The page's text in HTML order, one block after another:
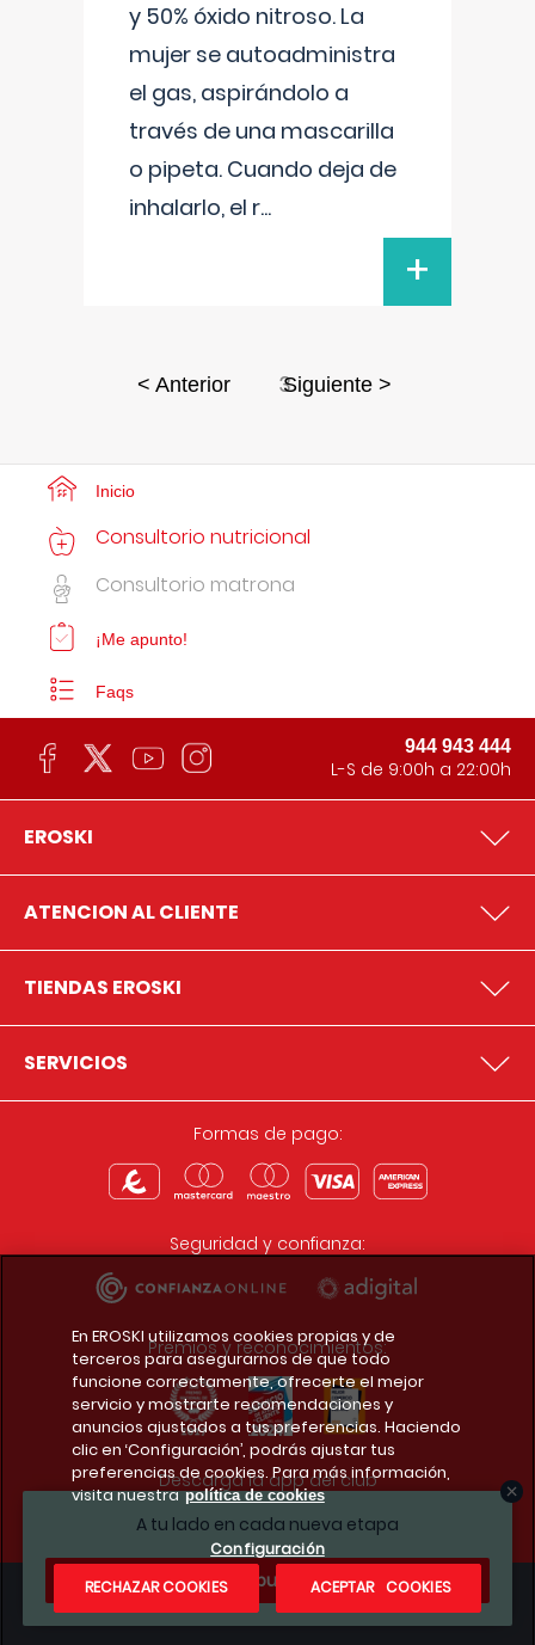
y 50% óxido nitroso. La
mujer se autoadministra
el gas, aspirándolo a
través de una mascarilla
o pipeta. Cuando deja de
inhalarlo, el r...
+
< Anterior 3Siguiente >
A tu lado en cada nueva etapa
¿Te apuntas?
Inicio
Consultorio nutricional
Consultorio matrona
¡Me apunto!
Faqs
944 943 444
L-S de 9:00h a 22:00h
EROSKI
ATENCION AL CLIENTE
TIENDAS EROSKI
SERVICIOS
Formas de pago:
Seguridad y confianza:
Premios y reconocimientos:
Descarga la app del club
Condiciones legales
En EROSKI utilizamos cookies propias y de
terceros para asegurarnos de que todo
funcione correctamente, ofrecerte el mejor
servicio y mostrarte recomendaciones y
anuncios ajustados a tus preferencias. Haciendo
clic en ‘Configuración’, podrás ajustar tus
preferencias de cookies. Para más información,
visita nuestra política de cookies
Configuración
RECHAZAR COOKIES
ACEPTAR COOKIES